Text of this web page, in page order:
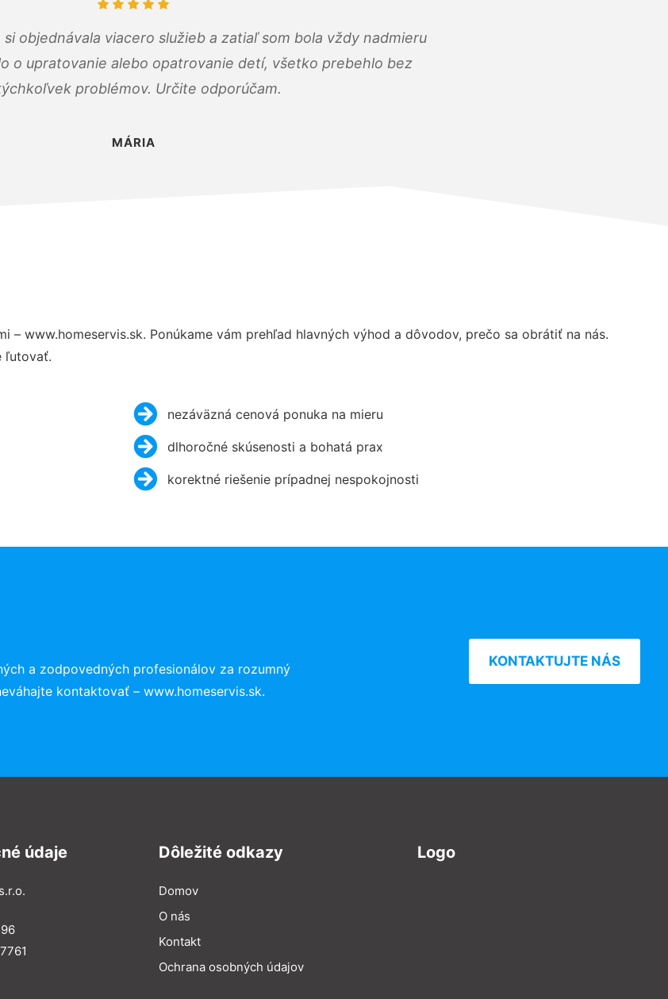
objednávala viacero služieb a zatiaľ som bola vždy nadmieru
o upratovanie alebo opatrovanie detí, všetko prebehlo bez
problémov. Určite odporúčam.
MÁRIA
– www.homeservis.sk. Ponúkame vám prehľad hlavných výhod a dôvodov, prečo sa obrátiť na nás.
ľutovať.
nezáväzná cenová ponuka na mieru
dlhoročné skúsenosti a bohatá prax
korektné riešenie prípadnej nespokojnosti
a zodpovedných profesionálov za rozumný
kontaktovať – www.homeservis.sk.
KONTAKTUJTE NÁS
údaje Dôležité odkazy
Domov
O nás
Kontakt
Ochrana osobných údajov
Logo